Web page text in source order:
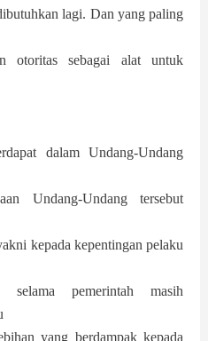
lagi. Dan yang paling
otoritas sebagai alat untuk
dalam Undang-Undang
Undang-Undang tersebut
kepada kepentingan pelaku
selama pemerintah masih
yang berdampak kepada